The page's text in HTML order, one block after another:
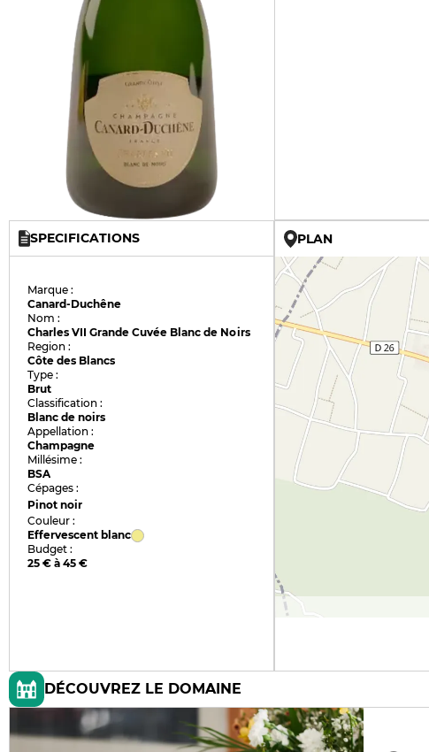
SPECIFICATIONS
Marque :
Canard-Duchêne
Nom :
Charles VII Grande Cuvée Blanc de Noirs
Region :
Côte des Blancs
Type :
Brut
Classification :
Blanc de noirs
Appellation :
Champagne
Millésime :
BSA
Cépages :
Pinot noir
Couleur :
Effervescent blanc
Budget :
25 € à 45 €
PLAN
DÉCOUVREZ LE DOMAINE